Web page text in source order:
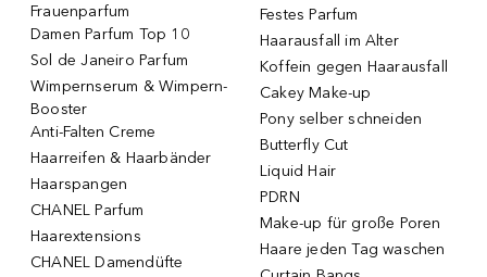
Frauenparfum
Damen Parfum Top 10
Sol de Janeiro Parfum
Wimpernserum & Wimpern-
Booster
Anti-Falten Creme
Haarreifen & Haarbänder
Haarspangen
CHANEL Parfum
Haarextensions
CHANEL Damendüfte
Festes Parfum
Haarausfall im Alter
Koffein gegen Haarausfall
Cakey Make-up
Pony selber schneiden
Butterfly Cut
Liquid Hair
PDRN
Make-up für große Poren
Haare jeden Tag waschen